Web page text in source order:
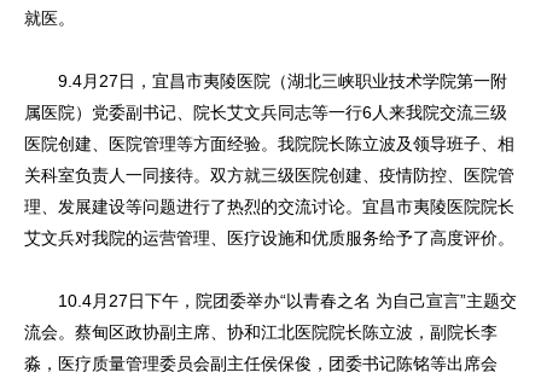
就医。
9.4月27日，宜昌市夷陵医院（湖北三峡职业技术学院第一附
属医院）党委副书记、院长艾文兵同志等一行6人来我院交流三级
医院创建、医院管理等方面经验。我院院长陈立波及领导班子、相
关科室负责人一同接待。双方就三级医院创建、疫情防控、医院管
理、发展建设等问题进行了热烈的交流讨论。宜昌市夷陵医院院长
艾文兵对我院的运营管理、医疗设施和优质服务给予了高度评价。
10.4月27日下午，院团委举办“以青春之名 为自己宣言”主题交
流会。蔡甸区政协副主席、协和江北医院院长陈立波，副院长李
淼，医疗质量管理委员会副主任侯保俊，团委书记陈铭等出席会